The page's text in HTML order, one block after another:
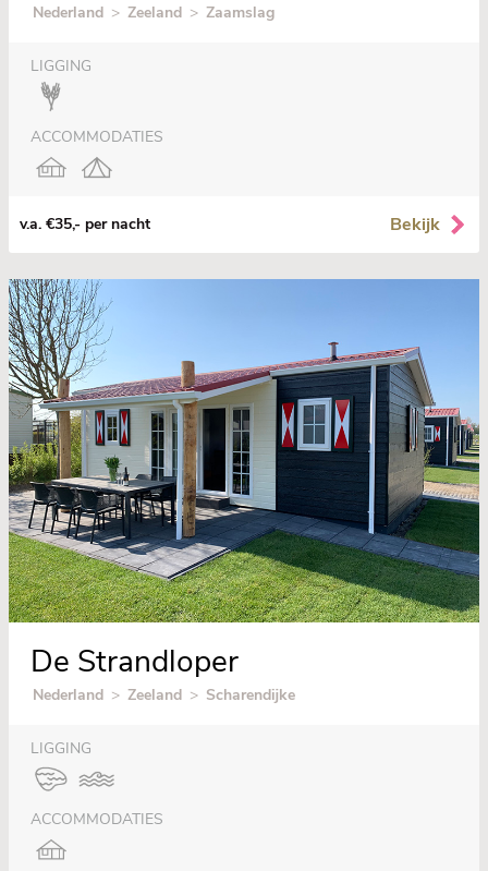
Nederland > Zeeland > Zaamslag
LIGGING
ACCOMMODATIES
v.a. €35,- per nacht Bekijk
De Strandloper
Nederland > Zeeland > Scharendijke
LIGGING
ACCOMMODATIES